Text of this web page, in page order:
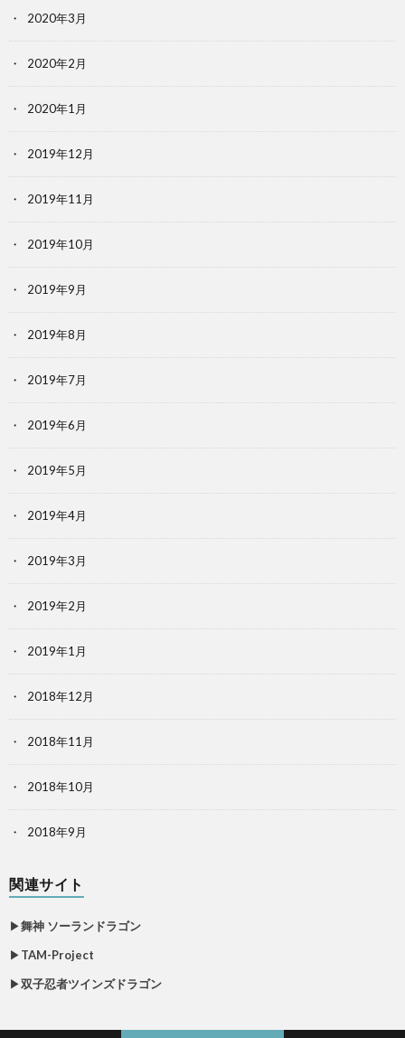
2020年3月
2020年2月
2020年1月
2019年12月
2019年11月
2019年10月
2019年9月
2019年8月
2019年7月
2019年6月
2019年5月
2019年4月
2019年3月
2019年2月
2019年1月
2018年12月
2018年11月
2018年10月
2018年9月
関連サイト
▶舞神 ソーランドラゴン
▶TAM-Project
▶双子忍者ツインズドラゴン